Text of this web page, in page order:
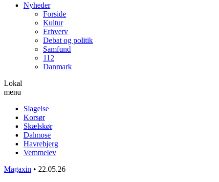
Nyheder
Forside
Kultur
Erhverv
Debat og politik
Samfund
112
Danmark
Lokal
menu
Slagelse
Korsør
Skælskør
Dalmose
Havrebjerg
Vemmelev
Magaxin • 22.05.26